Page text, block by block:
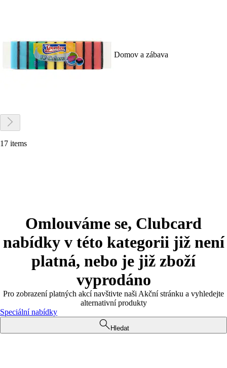
Domov a zábava
17 items
Omlouváme se, Clubcard
nabídky v této kategorii již není
platná, nebo je již zboží
vyprodáno
Pro zobrazení platných akcí navštivte naši Akční stránku a vyhledejte
alternativní produkty
Speciální nabídky
Hledat